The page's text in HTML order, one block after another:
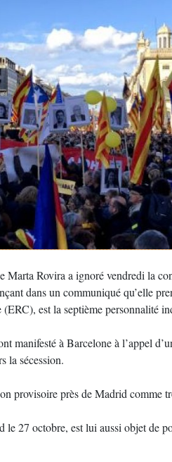
Marta Rovira a ignoré vendredi la
dans un communiqué qu’elle
est la septième personnalité
manifesté à Barcelone à l’appel
la sécession.
provisoire près de Madrid comme
27 octobre, est lui aussi objet de